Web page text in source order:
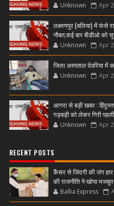
Unknown Apr
लक्ष्मणपुर (बलिया) में फंसे
नौबत,कई बार बीडीओ को
Unknown Apr
जिला अस्पताल देवरिया में
Unknown Apr
आगरा से बड़ी खबर :
गड़बड़ी को लेकर गिरी
Unknown Apr
RECENT POSTS
कैंसर से जिंदगी की जंग हार
की राजनीति ने खोया
Ballia Express